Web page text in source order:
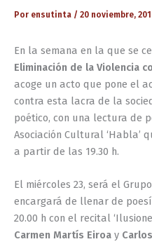
Por ensutinta / 20 noviembre,
En la semana en la que se
Eliminación de la Violencia
acoge un acto que pone el
contra esta lacra de la
poético, con una lectura de
Asociación Cultural ‘Habla’
a partir de las 19.30 h.
El miércoles 23, será el
encargará de llenar de
20.00 h con el recital
Carmen Martís Eiroa y